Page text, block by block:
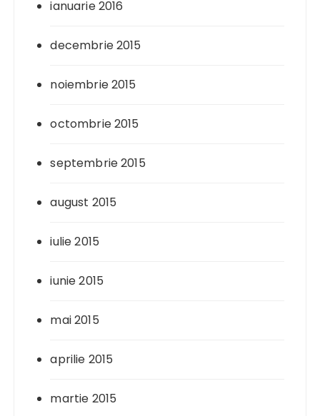
ianuarie 2016
decembrie 2015
noiembrie 2015
octombrie 2015
septembrie 2015
august 2015
iulie 2015
iunie 2015
mai 2015
aprilie 2015
martie 2015